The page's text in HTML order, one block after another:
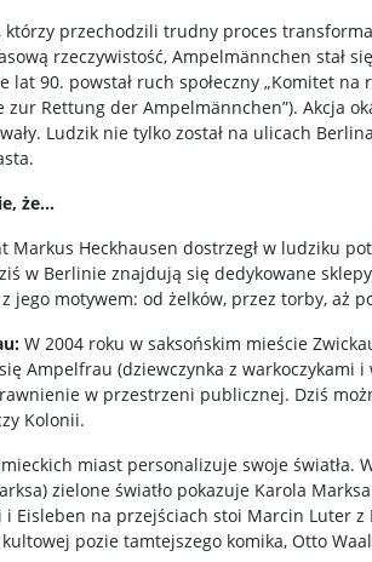
którzy przechodzili trudny proces
rzeczywistość, Ampelmännchen stał
lat 90. powstał ruch społeczny „Komitet
zur Rettung der Ampelmännchen”). Akcja
Ludzik nie tylko został na ulicach
że…
Markus Heckhausen dostrzegł w ludziku
w Berlinie znajdują się dedykowane
jego motywem: od żelków, przez torby, aż
W 2004 roku w saksońskim mieście
Ampelfrau (dziewczynka z warkoczykami
w przestrzeni publicznej. Dziś
Kolonii.
miast personalizuje swoje światła.
zielone światło pokazuje Karola
i Eisleben na przejściach stoi Marcin Luter
pozie tamtejszego komika, Otto